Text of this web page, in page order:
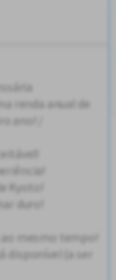
renda anual de
ano! /
Kyoto!
duro!
mesmo tempo!
disponível (a ser